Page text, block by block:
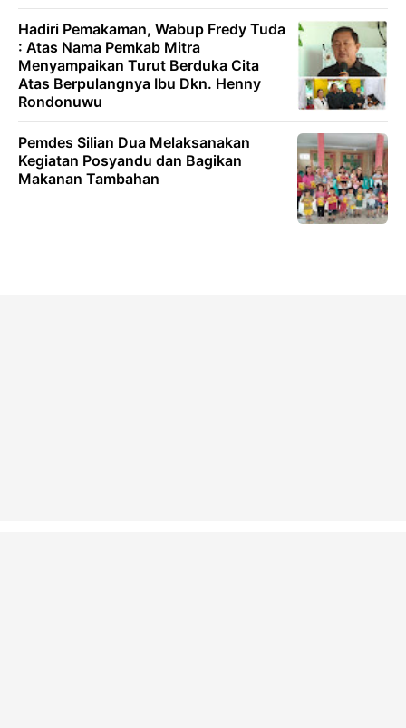
Hadiri Pemakaman, Wabup Fredy Tuda
: Atas Nama Pemkab Mitra
Menyampaikan Turut Berduka Cita
Atas Berpulangnya Ibu Dkn. Henny
Rondonuwu
Pemdes Silian Dua Melaksanakan
Kegiatan Posyandu dan Bagikan
Makanan Tambahan